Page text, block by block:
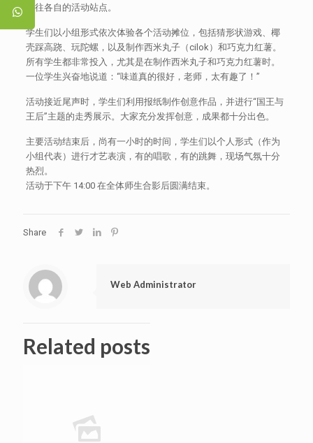
前往各自的活动站点。
学生们以小组形式依次体验各个活动摊位，包括猜形状游戏、椰
壳踩高跷、玩陀螺，以及制作西米丸子（cilok）和巧克力红薯。
所有学生都非常投入，尤其是在制作西米丸子和巧克力红薯时。
一位学生兴奋地说道：“味道真的很好，老师，太有趣了！”
活动接近尾声时，学生们利用报纸制作创意作品，并进行“国王与
王后”主题的走秀展示。大家充分发挥创意，成果都十分出色。
主要活动结束后，尚有一小时的时间，学生们以个人形式（作为
小组代表）进行才艺表演，有的唱歌，有的跳舞，现场气氛十分
热烈。
活动于下午 14:00 在全体师生合影后圆满结束。
Share
Web Administrator
Related posts